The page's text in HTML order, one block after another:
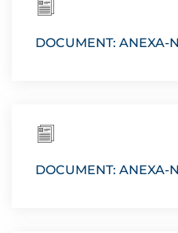
DOCUMENT: ANEXA-
DOCUMENT: ANEXA-